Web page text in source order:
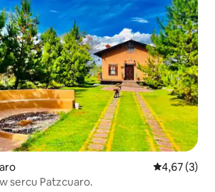
Średnia
4,67 (3)
sercu Patzcuaro.